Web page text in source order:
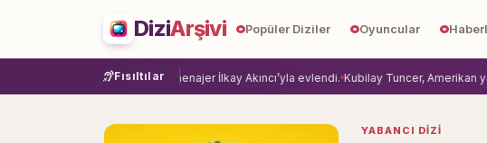
DiziArşivi Popüler Diziler Oyuncular
Fısıltılar
Damla Sönmez, menajer İlkay Akıncı’yla evlendi. Kubilay Tuncer, Amerikan
YABANCI DIZI